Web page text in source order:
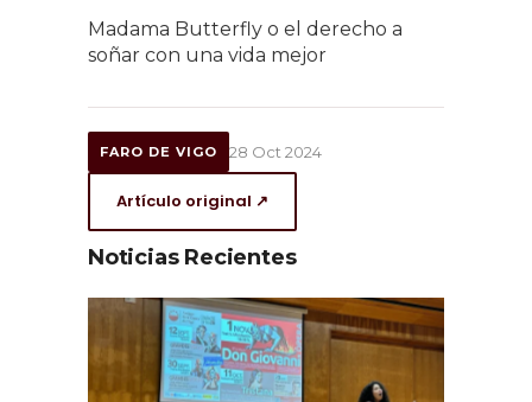
Madama Butterfly o el derecho a
soñar con una vida mejor
FARO DE VIGO 28 Oct 2024
Artículo original ↗
Noticias Recientes